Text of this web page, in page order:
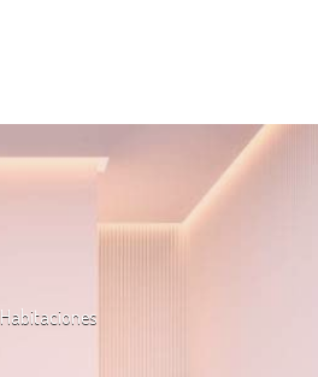
Habitaciones